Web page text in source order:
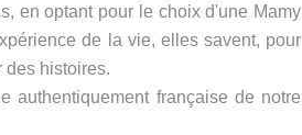
en optant pour le choix d'une Mamy
de la vie, elles savent, pour
des histoires.
authentiquement française de notre